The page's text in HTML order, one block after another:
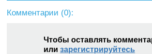
Комментарии (0):
Чтобы оставлять
или зарегистрируйтесь